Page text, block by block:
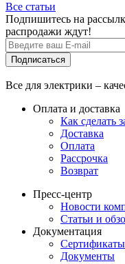
Все статьи
Подпишитесь на
распродажи ждут!
Подписаться
Все для электрики –
Оплата и доставка
Как сделать
Доставка
Оплата
Рассрочка
Возврат
Пресс-центр
Новости
Статьи и
Документация
Сертификаты
Документы